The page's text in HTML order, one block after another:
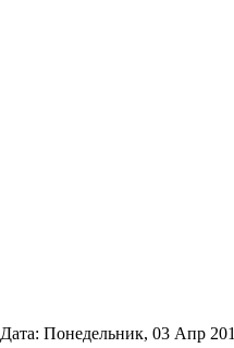
Дата: Понедельник, 03 Апр